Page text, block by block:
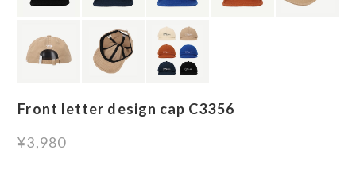
Front letter design cap C3356
¥3,980